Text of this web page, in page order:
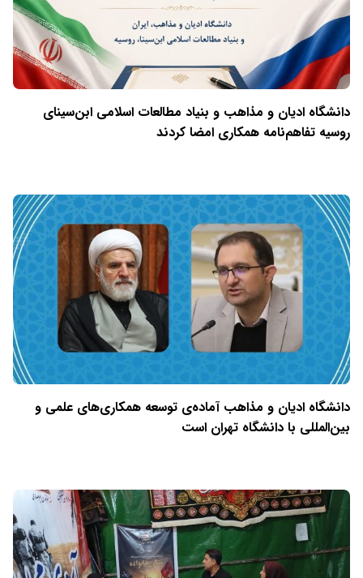
دانشگاه ادیان و مذاهب و بنیاد مطالعات اسلامی ابن‌سینای
روسیه تفاهم‌نامه همکاری امضا کردند
دانشگاه ادیان و مذاهب آماده‌ی توسعه همکاری‌های علمی و
بین‌المللی با دانشگاه تهران است